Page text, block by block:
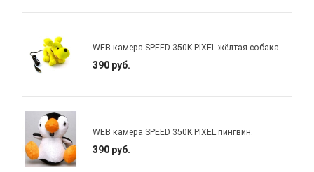
WEB камера SPEED 350K PIXEL жёлтая собака.
390 руб.
WEB камера SPEED 350K PIXEL пингвин.
390 руб.